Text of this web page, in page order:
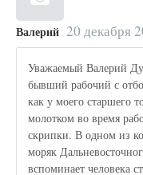
Валерий 20 декабря
Уважаемый Валерий
бывший рабочий с
как у моего старшего
молотком во время
скрипки. В одном из
моряк
вспоминает человека